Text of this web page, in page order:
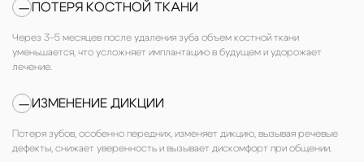
— ПОТЕРЯ КОСТНОЙ ТКАНИ
Через 3–5 месяцев после удаления зуба объем костной ткани
уменьшается, что усложняет имплантацию в будущем и удорожает
лечение.
— ИЗМЕНЕНИЕ ДИКЦИИ
Потеря зубов, особенно передних, изменяет дикцию, вызывая речевые
дефекты, снижает уверенность и вызывает дискомфорт при общении.